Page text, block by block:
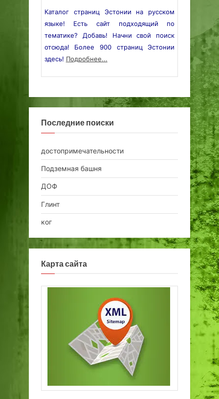
Каталог страниц Эстонии на русском
языке! Есть сайт подходящий по
тематике? Добавь! Начни свой поиск
отсюда! Более 900 страниц Эстонии
здесь! Подробнее...
Последние поиски
достопримечательности
Подземная башня
ДОФ
Глинт
ког
Карта сайта